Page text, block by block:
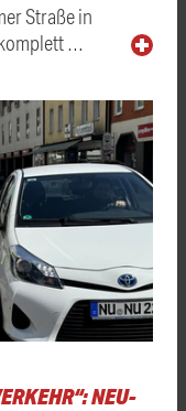
Straße in
…
NEU-U